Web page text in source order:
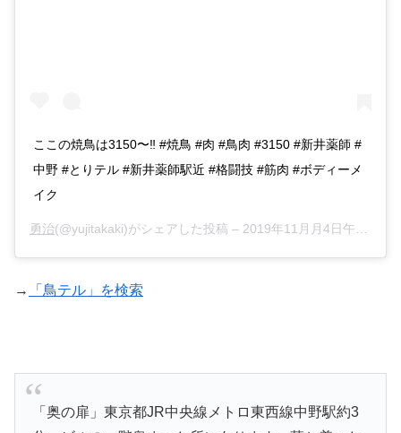
ここの焼鳥は3150〜‼️ #焼鳥 #肉 #鳥肉 #3150 #新井薬師 #
中野 #とりテル #新井薬師駅近 #格闘技 #筋肉 #ボディーメ
イク
勇治(@yujitakaki)がシェアした投稿 – 2019年11月月4日午前1時53分PST
→ 「鳥テル」を検索
「奥の扉」東京都JR中央線メトロ東西線中野駅約3